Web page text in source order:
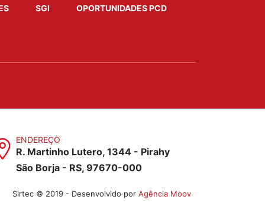
SGI OPORTUNIDADES PCD
ENDEREÇO
R. Martinho Lutero, 1344 - Pirahy
São Borja - RS, 97670-000
Sirtec © 2019 - Desenvolvido por Agência Moov